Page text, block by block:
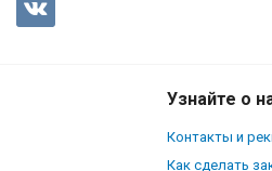
Узнайте о
Контакты и
Как сделать